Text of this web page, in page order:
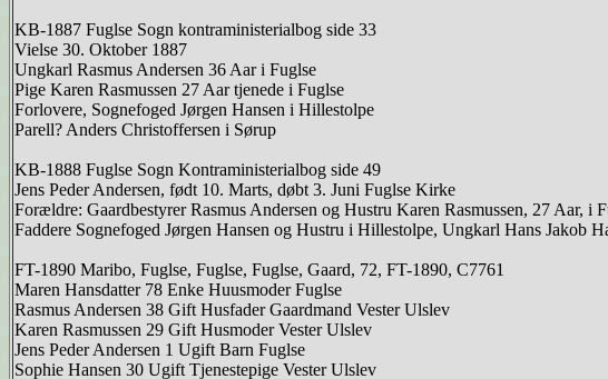
KB-1887 Fuglse Sogn kontraministerialbog side 33
Vielse 30. Oktober 1887
Ungkarl Rasmus Andersen 36 Aar i Fuglse
Pige Karen Rasmussen 27 Aar tjenede i Fuglse
Forlovere, Sognefoged Jørgen Hansen i Hillestolpe
Parell? Anders Christoffersen i Sørup
KB-1888 Fuglse Sogn Kontraministerialbog side 49
Jens Peder Andersen, født 10. Marts, døbt 3. Juni Fuglse Kirke
Forældre: Gaardbestyrer Rasmus Andersen og Hustru Karen Rasmussen, 27 Aar, i
Faddere Sognefoged Jørgen Hansen og Hustru i Hillestolpe, Ungkarl Hans Jakob
FT-1890 Maribo, Fuglse, Fuglse, Fuglse, Gaard, 72, FT-1890, C7761
Maren Hansdatter 78 Enke Huusmoder Fuglse
Rasmus Andersen 38 Gift Husfader Gaardmand Vester Ulslev
Karen Rasmussen 29 Gift Husmoder Vester Ulslev
Jens Peder Andersen 1 Ugift Barn Fuglse
Sophie Hansen 30 Ugift Tjenestepige Vester Ulslev